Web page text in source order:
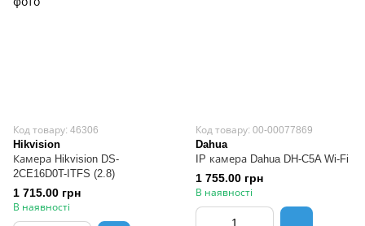
Код товару: 46306
Hikvision
Камера Hikvision DS-
2CE16D0T-ITFS (2.8)
1 715.00 грн
В наявності
Код товару: 00-00077869
Dahua
IP камера Dahua DH-C5A Wi-Fi
1 755.00 грн
В наявності